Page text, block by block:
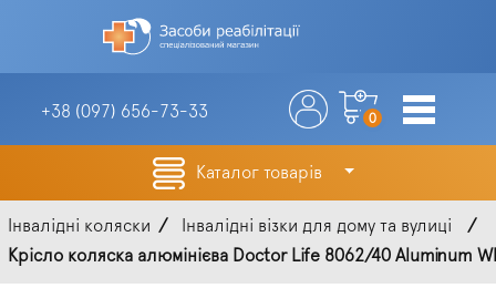
+38 (097) 656-73-33 0
Каталог товарів
Інвалідні коляски
Інвалідні візки для дому та вулиці
Крісло коляска алюмінієва Doctor Life 8062/40 Aluminum